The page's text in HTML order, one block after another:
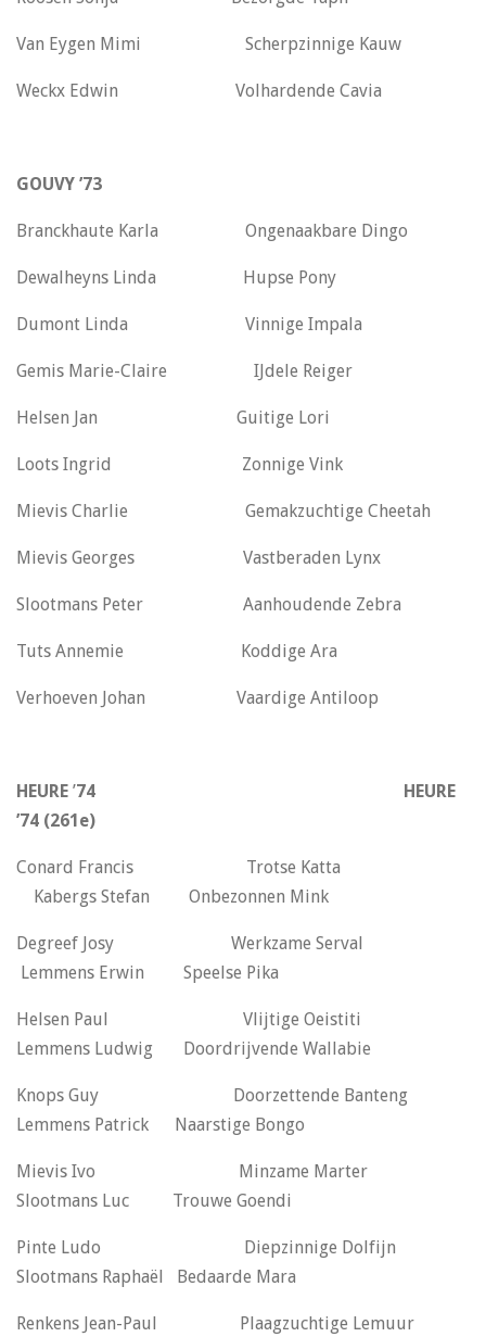
Van Eygen Mimi Scherpzinnige Kauw
Weckx Edwin Volhardende Cavia
GOUVY ’73
Branckhaute Karla Ongenaakbare Dingo
Dewalheyns Linda Hupse Pony
Dumont Linda Vinnige Impala
Gemis Marie-Claire IJdele Reiger
Helsen Jan Guitige Lori
Loots Ingrid Zonnige Vink
Mievis Charlie Gemakzuchtige Cheetah
Mievis Georges Vastberaden Lynx
Slootmans Peter Aanhoudende Zebra
Tuts Annemie Koddige Ara
Verhoeven Johan Vaardige Antiloop
HEURE ’74 HEURE
’74 (261e)
Conard Francis Trotse Katta
Kabergs Stefan Onbezonnen Mink
Degreef Josy Werkzame Serval
Lemmens Erwin Speelse Pika
Helsen Paul Vlijtige Oeistiti
Lemmens Ludwig Doordrijvende Wallabie
Knops Guy Doorzettende Banteng
Lemmens Patrick Naarstige Bongo
Mievis Ivo Minzame Marter
Slootmans Luc Trouwe Goendi
Pinte Ludo Diepzinnige Dolfijn
Slootmans Raphaël Bedaarde Mara
Renkens Jean-Paul Plaagzuchtige Lemuur